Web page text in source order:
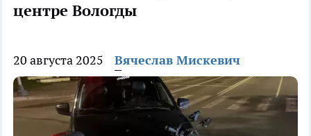
центре Вологды
20 августа 2025 Вячеслав Мискевич